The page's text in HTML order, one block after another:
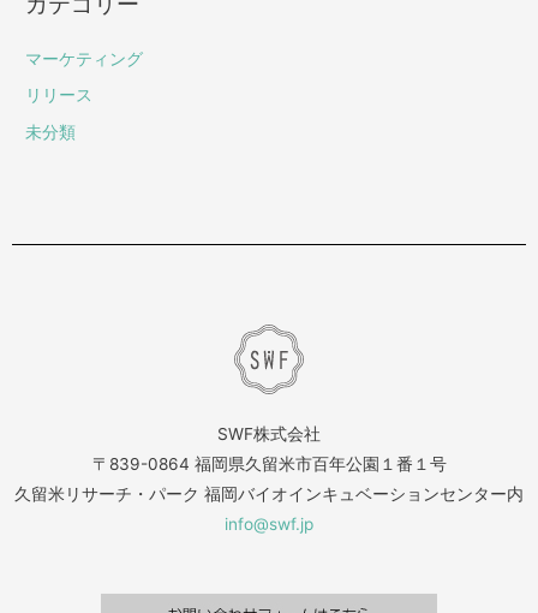
マーケティング
リリース
未分類
SWF株式会社
〒839-0864 福岡県久留米市百年公園１番１号
久留米リサーチ・パーク 福岡バイオインキュベーションセンター内
info@swf.jp